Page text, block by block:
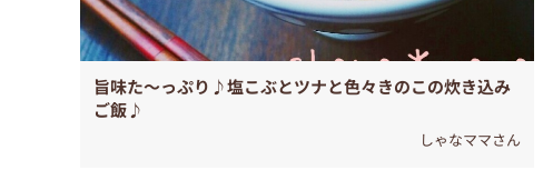
旨味た～っぷり♪塩こぶとツナと色々きのこの炊き込み
ご飯♪
しゃなママさん